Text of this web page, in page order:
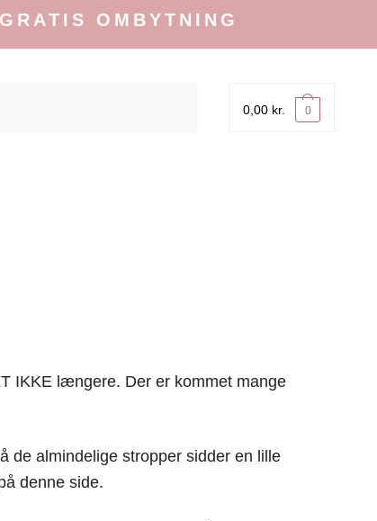
OMBYTNING
0,00 kr. 0
IKKE længere. Der er kommet mange
de almindelige stropper sidder en lille
denne side.